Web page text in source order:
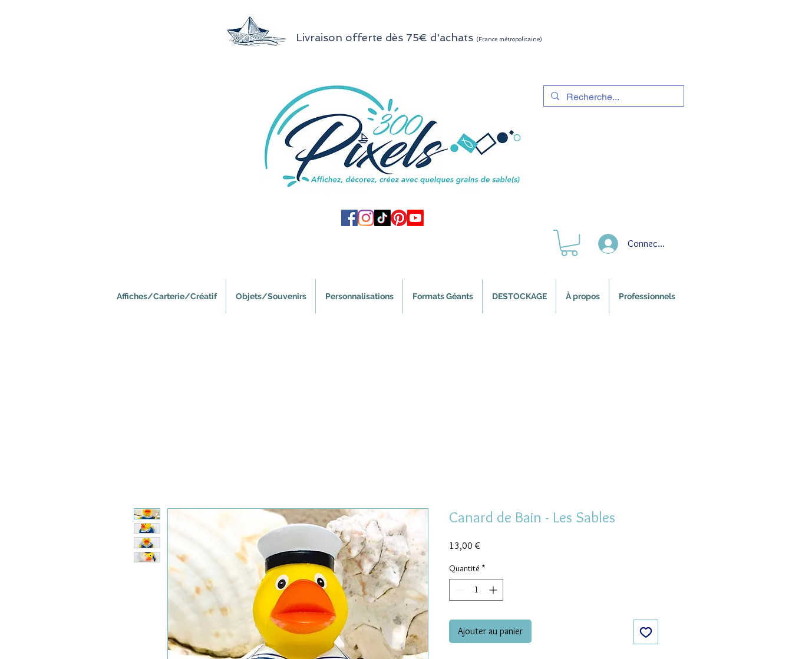
Livraison offerte dès 75€ d'achats (France métropolitaine)
Connection
Affiches/Carterie/Créatif Objets/Souvenirs Personnalisations Formats Géants DESTOCKAGE À propos Professionnels
Canard de Bain - Les Sables
13,00 €
Quantité *
Ajouter au panier